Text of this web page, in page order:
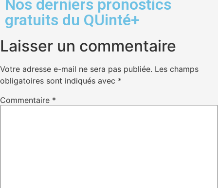
Nos derniers pronostics
gratuits du QUinté+
Laisser un commentaire
Votre adresse e-mail ne sera pas publiée. Les champs
obligatoires sont indiqués avec *
Commentaire *